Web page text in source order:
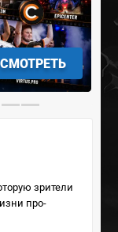
зрители
про-